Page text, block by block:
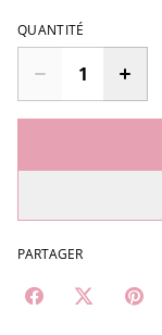
QUANTITÉ
PARTAGER